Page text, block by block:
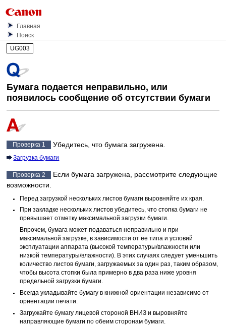
Главная
Поиск
UG003
Бумага подается неправильно, или
появилось сообщение об отсутствии бумаги
Проверка 1 Убедитесь, что бумага загружена.
Загрузка бумаги
Проверка 2
Если бумага загружена, рассмотрите следующие
возможности.
Перед загрузкой нескольких листов бумаги выровняйте их края.
При закладке нескольких листов убедитесь, что стопка бумаги не
превышает отметку максимальной загрузки бумаги.
Впрочем, бумага может подаваться неправильно и при
максимальной загрузке, в зависимости от ее типа и условий
эксплуатации аппарата (высокой температуры/влажности или
низкой температуры/влажности).
В этих случаях следует уменьшить
количество листов бумаги, загружаемых за один раз, таким образом,
чтобы высота стопки была примерно в два раза ниже уровня
предельной загрузки бумаги.
Всегда укладывайте бумагу в книжной ориентации независимо от
ориентации печати.
Загружайте бумагу лицевой стороной ВНИЗ и выровняйте
направляющие бумаги по обеим сторонам бумаги.